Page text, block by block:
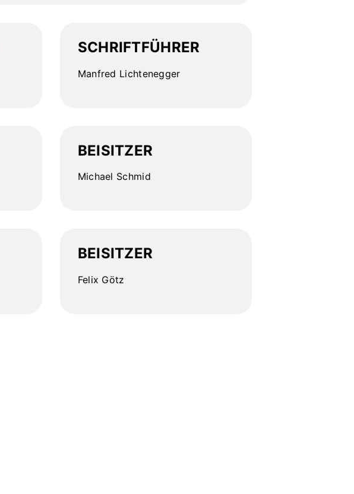
SCHRIFTFÜHRER
Manfred Lichtenegger
BEISITZER
Michael Schmid
BEISITZER
Felix Götz